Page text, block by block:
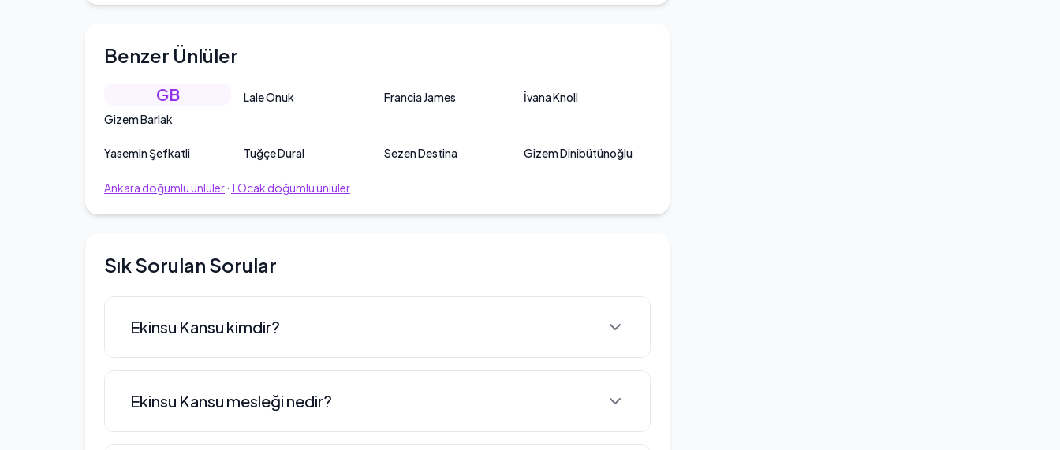
Benzer Ünlüler
GB
Gizem Barlak
Lale Onuk Francia James İvana Knoll
Yasemin Şefkatli Tuğçe Dural Sezen Destina Gizem Dinibütünoğlu
Ankara doğumlu ünlüler· 1 Ocak doğumlu ünlüler
Sık Sorulan Sorular
Ekinsu Kansu kimdir?
yarışmalarına katılmasıyla adını duyurmuş olan Kansu, özellikle 2017 yılında
katıldığı Miss Turkey Güzellik Yarışması ile dikkatleri üzerine çekmiştir.
Ekinsu Kansu mesleği nedir?